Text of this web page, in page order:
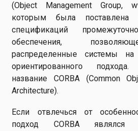
(Object Management Group,
которым была поставлена
спецификаций
обеспечения,
распределенные системы
ориентированного
название CORBA (Common
Architecture).
Если отвлечься от
подход CORBA являлся